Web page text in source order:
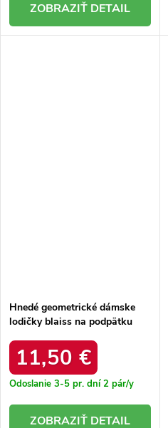
DETAIL
Hnedé geometrické dámske
lodičky blaiss na podpätku
11,50 €
Odoslanie 3-5 pr. dní2 pár/y
DETAIL